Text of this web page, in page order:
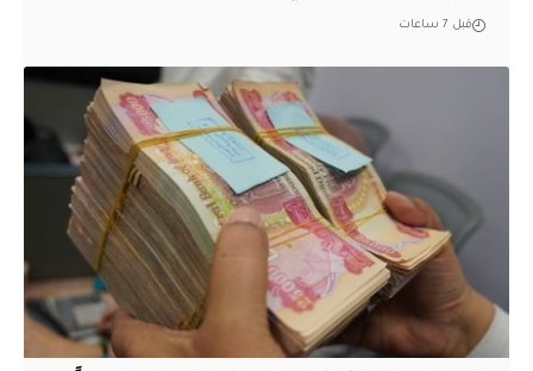
قبل 7 ساعات